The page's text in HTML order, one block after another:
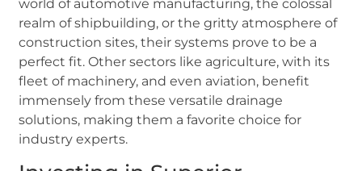
world of automotive manufacturing, the colossal
realm of shipbuilding, or the gritty atmosphere of
construction sites, their systems prove to be a
perfect fit. Other sectors like agriculture, with its
fleet of machinery, and even aviation, benefit
immensely from these versatile drainage
solutions, making them a favorite choice for
industry experts.